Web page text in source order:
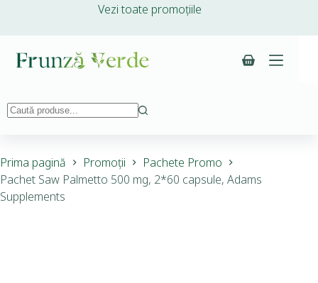
Vezi toate promoțiile
Prima pagină Promoții
Pachete Promo
Pachet Saw Palmetto 500 mg, 2*60 capsule, Adams
Supplements